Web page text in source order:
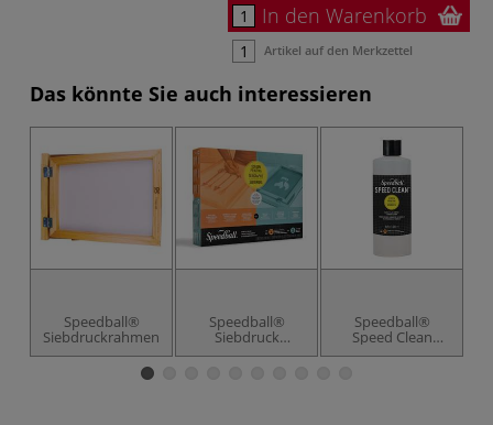
In den Warenkorb
Artikel auf den Merkzettel
Das könnte Sie auch interessieren
Speedball®
Siebdruckrahmen
Speedball®
Siebdruck
Essential Tools
Speedball®
Speed Clean
Reiniger